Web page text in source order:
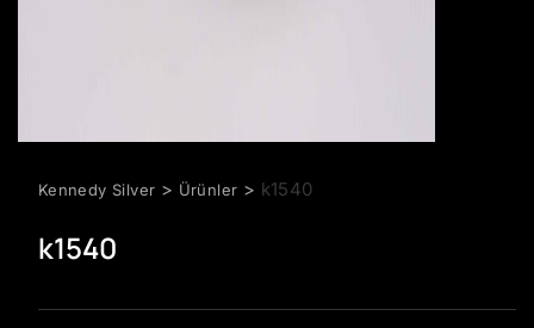
Kennedy Silver > Ürünler > k1540
k1540